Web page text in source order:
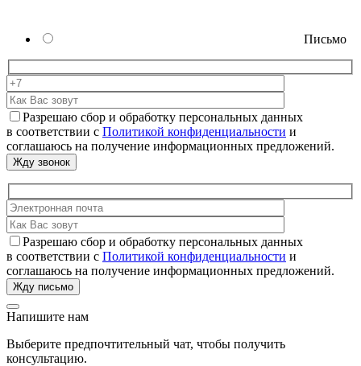
Письмо
Разрешаю сбор и обработку персональных данных
в соответствии с Политикой конфиденциальности и
соглашаюсь на получение информационных предложений.
Разрешаю сбор и обработку персональных данных
в соответствии с Политикой конфиденциальности и
соглашаюсь на получение информационных предложений.
Напишите нам
Выберите предпочтительный чат, чтобы получить
консультацию.